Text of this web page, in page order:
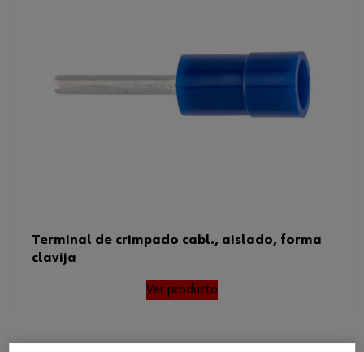
Terminal de crimpado cabl., aislado, forma
clavija
Ver producto